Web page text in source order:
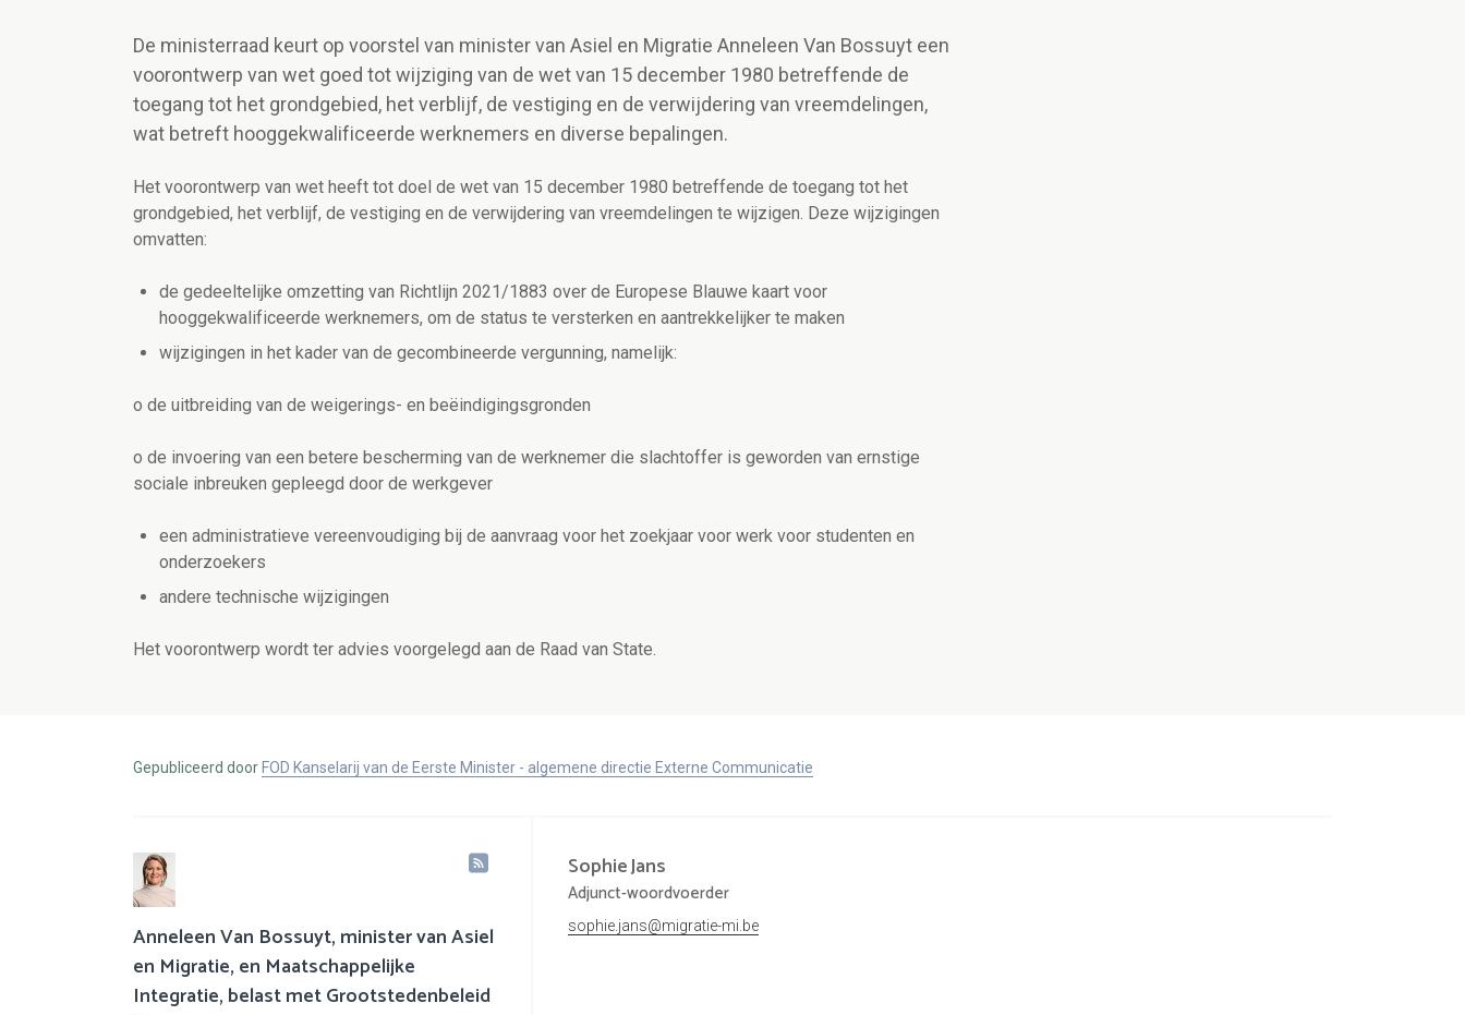
De ministerraad keurt op voorstel van minister van Asiel en Migratie Anneleen Van Bossuyt een
voorontwerp van wet goed tot wijziging van de wet van 15 december 1980 betreffende de
toegang tot het grondgebied, het verblijf, de vestiging en de verwijdering van vreemdelingen,
wat betreft hooggekwalificeerde werknemers en diverse bepalingen.
Het voorontwerp van wet heeft tot doel de wet van 15 december 1980 betreffende de toegang tot het
grondgebied, het verblijf, de vestiging en de verwijdering van vreemdelingen te wijzigen. Deze wijzigingen
omvatten:
de gedeeltelijke omzetting van Richtlijn 2021/1883 over de Europese Blauwe kaart voor
hooggekwalificeerde werknemers, om de status te versterken en aantrekkelijker te maken
wijzigingen in het kader van de gecombineerde vergunning, namelijk:
o de uitbreiding van de weigerings- en beëindigingsgronden
o de invoering van een betere bescherming van de werknemer die slachtoffer is geworden van ernstige
sociale inbreuken gepleegd door de werkgever
een administratieve vereenvoudiging bij de aanvraag voor het zoekjaar voor werk voor studenten en
onderzoekers
andere technische wijzigingen
Het voorontwerp wordt ter advies voorgelegd aan de Raad van State.
Gepubliceerd door FOD Kanselarij van de Eerste Minister - algemene directie Externe Communicatie
Anneleen Van Bossuyt, minister van Asiel
en Migratie, en Maatschappelijke
Integratie, belast met Grootstedenbeleid
SophieJans
Adjunct-woordvoerder
sophie.jans@migratie-mi.be